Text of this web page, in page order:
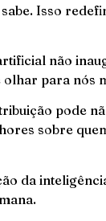
Isso
não
para nós
pode
sobre
da